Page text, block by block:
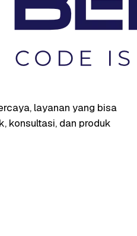
layanan yang bisa
konsultasi, dan produk